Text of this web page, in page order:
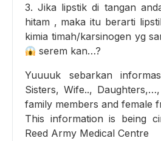
3. Jika lipstik di tangan
hitam , maka itu berarti
kimia timah/karsinogen yg
serem kan…?
Yuuuuk sebarkan
Sisters, Wife..,
family members and female
This information is being
Reed Army Medical Centre